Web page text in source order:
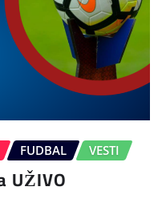
FUDBAL VESTI
UŽIVO